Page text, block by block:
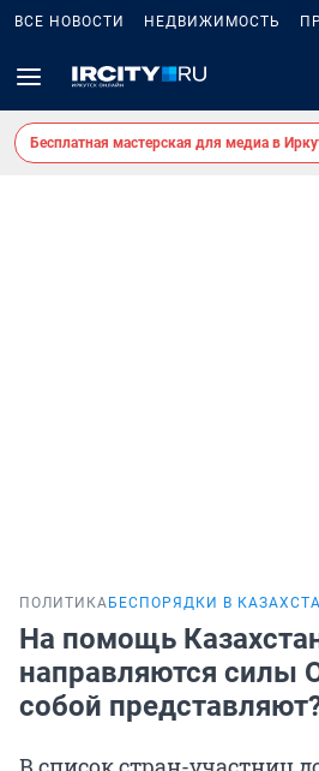
ВСЕ НОВОСТИ НЕДВИЖИМОСТЬ
Бесплатная мастерская для медиа в
ПОЛИТИКА БЕСПОРЯДКИ В
На помощь
направляются силы
собой